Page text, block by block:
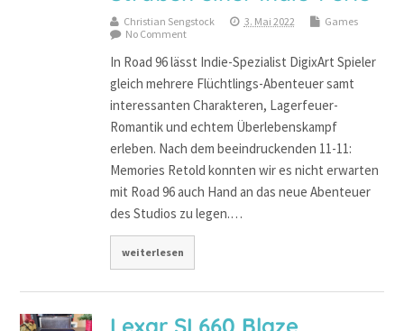
Christian Sengstock 3. Mai 2022
Games
No Comment
In Road 96 lässt Indie-Spezialist DigixArt Spieler
gleich mehrere Flüchtlings-Abenteuer samt
interessanten Charakteren, Lagerfeuer-
Romantik und echtem Überlebenskampf
erleben. Nach dem beeindruckenden 11-11:
Memories Retold konnten wir es nicht erwarten
mit Road 96 auch Hand an das neue Abenteuer
des Studios zu legen.…
weiterlesen
Lexar SL660 Blaze